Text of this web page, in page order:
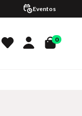
Eventos
0